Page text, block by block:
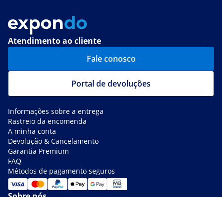
Atendimento ao cliente
Fale conosco
Portal de devoluções
Informações sobre a entrega
Rastreio da encomenda
A minha conta
Devolução & Cancelamento
Garantia Premium
FAQ
Métodos de pagamento seguros